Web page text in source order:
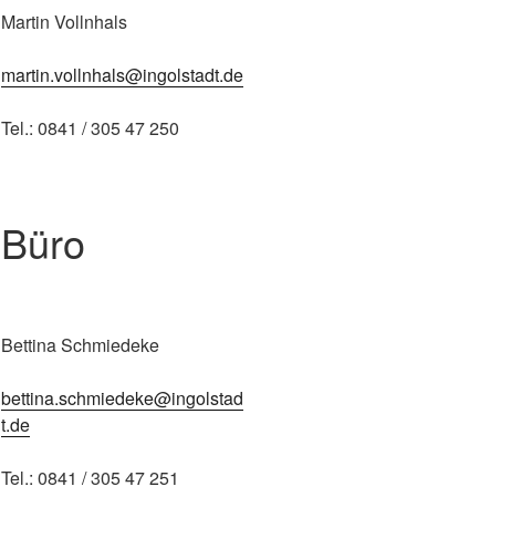
Martin Vollnhals
martin.vollnhals@ingolstadt.de
Tel.: 0841 / 305 47 250
Büro
Bettina Schmiedeke
bettina.schmiedeke@ingolstad
t.de
Tel.: 0841 / 305 47 251